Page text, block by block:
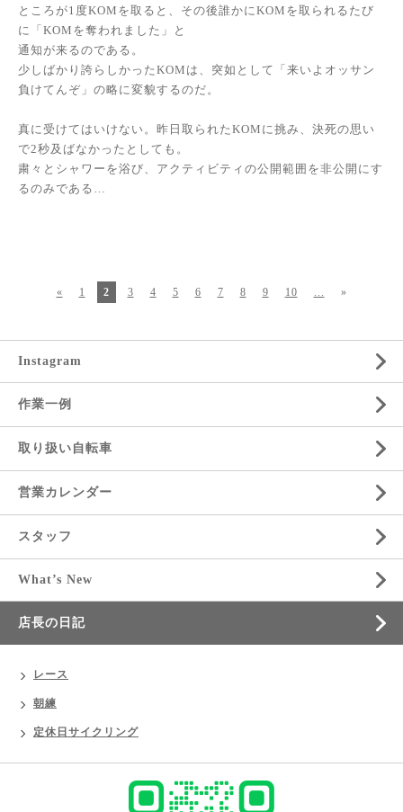
ところが1度KOMを取ると、その後誰かにKOMを取られるたび
に「KOMを奪われました」と
通知が来るのである。
少しばかり誇らしかったKOMは、突如として「来いよオッサン
負けてんぞ」の略に変貌するのだ。
真に受けてはいけない。昨日取られたKOMに挑み、決死の思い
で2秒及ばなかったとしても。
粛々とシャワーを浴び、アクティビティの公開範囲を非公開にす
るのみである…
« 1 2 3 4 5 6 7 8 9 10 »
Instagram
作業一例
取り扱い自転車
営業カレンダー
スタッフ
What’s New
店長の日記
レース
朝練
定休日サイクリング